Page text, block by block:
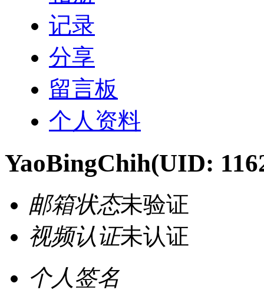
记录
分享
留言板
个人资料
YaoBingChih(UID:
邮箱状态未验证
视频认证未认证
个人签名